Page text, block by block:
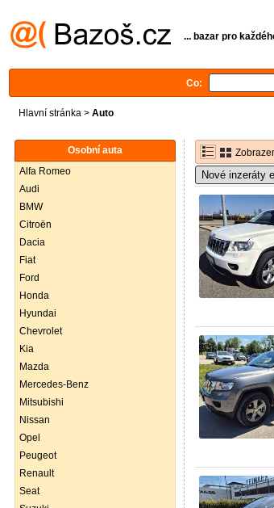
... bazar pro
Co:
Hlavní stránka > Auto
Osobní auta
Alfa Romeo
Audi
BMW
Citroën
Dacia
Fiat
Ford
Honda
Hyundai
Chevrolet
Kia
Mazda
Mercedes-Benz
Mitsubishi
Nissan
Opel
Peugeot
Renault
Seat
Nové inzeráty